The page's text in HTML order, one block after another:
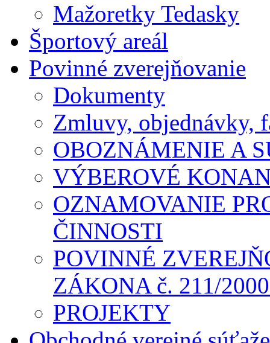
Mažoretky Tedasky
Športový areál
Povinné zverejňovanie
Dokumenty
Zmluvy, objednávky,
OBOZNÁMENIE A
VÝBEROVÉ
OZNAMOVANIE
ČINNOSTI
POVINNÉ
ZÁKONA č. 211/
PROJEKTY